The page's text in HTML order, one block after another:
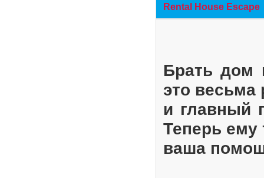
Rental House Escape
Брать дом
это весьма
и главный
Теперь ему
ваша